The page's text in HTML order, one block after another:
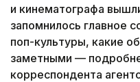
и кинематографа
запомнилось главное
поп-культуры, какие
заметными —
корреспондента